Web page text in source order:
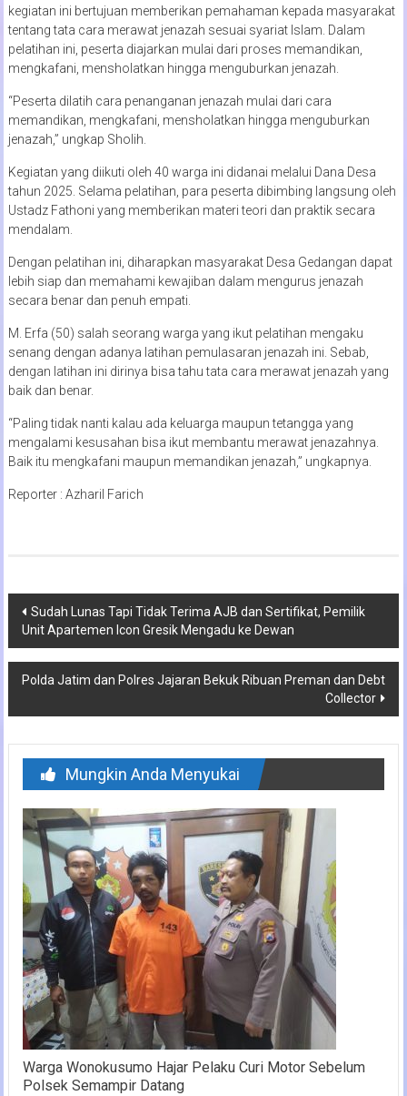
kegiatan ini bertujuan memberikan pemahaman kepada masyarakat
tentang tata cara merawat jenazah sesuai syariat Islam. Dalam
pelatihan ini, peserta diajarkan mulai dari proses memandikan,
mengkafani, mensholatkan hingga menguburkan jenazah.
“Peserta dilatih cara penanganan jenazah mulai dari cara
memandikan, mengkafani, mensholatkan hingga menguburkan
jenazah,” ungkap Sholih.
Kegiatan yang diikuti oleh 40 warga ini didanai melalui Dana Desa
tahun 2025. Selama pelatihan, para peserta dibimbing langsung oleh
Ustadz Fathoni yang memberikan materi teori dan praktik secara
mendalam.
Dengan pelatihan ini, diharapkan masyarakat Desa Gedangan dapat
lebih siap dan memahami kewajiban dalam mengurus jenazah
secara benar dan penuh empati.
M. Erfa (50) salah seorang warga yang ikut pelatihan mengaku
senang dengan adanya latihan pemulasaran jenazah ini. Sebab,
dengan latihan ini dirinya bisa tahu tata cara merawat jenazah yang
baik dan benar.
“Paling tidak nanti kalau ada keluarga maupun tetangga yang
mengalami kesusahan bisa ikut membantu merawat jenazahnya.
Baik itu mengkafani maupun memandikan jenazah,” ungkapnya.
Reporter : Azharil Farich
Navigasi
pos
Sudah Lunas Tapi Tidak Terima AJB dan Sertifikat, Pemilik
Unit Apartemen Icon Gresik Mengadu ke Dewan
Polda Jatim dan Polres Jajaran Bekuk Ribuan Preman dan Debt
Collector
Mungkin Anda Menyukai
Warga Wonokusumo Hajar Pelaku Curi Motor Sebelum
Polsek Semampir Datang